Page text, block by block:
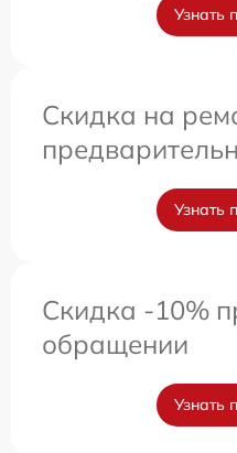
Узнать
Скидка на
Узнать
Скидка -10%
обращении
Узнать